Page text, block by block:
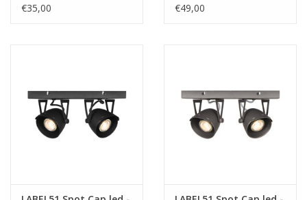
Lichts
€35,00
Lichts
€49,00